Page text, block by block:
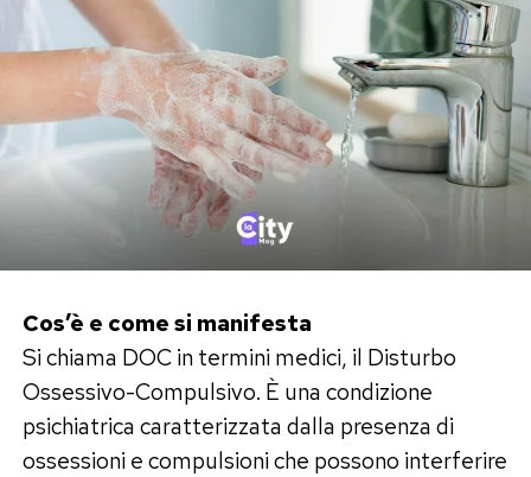
Cos’è e come si manifesta
Si chiama DOC in termini medici, il Disturbo
Ossessivo-Compulsivo. È una condizione
psichiatrica caratterizzata dalla presenza di
ossessioni e compulsioni che possono interferire